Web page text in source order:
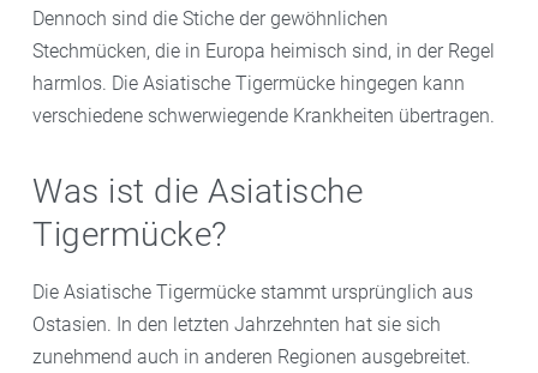
Dennoch sind die Stiche der gewöhnlichen
Stechmücken, die in Europa heimisch sind, in der Regel
harmlos. Die Asiatische Tigermücke hingegen kann
verschiedene schwerwiegende Krankheiten übertragen.
Was ist die Asiatische
Tigermücke?
Die Asiatische Tigermücke stammt ursprünglich aus
Ostasien. In den letzten Jahrzehnten hat sie sich
zunehmend auch in anderen Regionen ausgebreitet.